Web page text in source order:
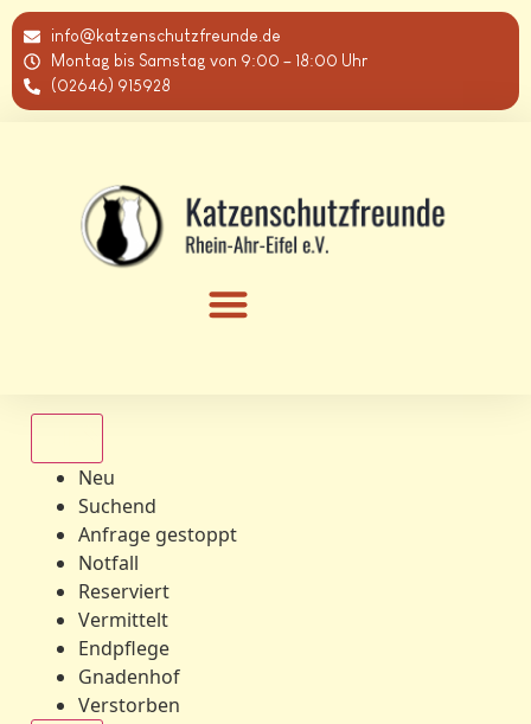
info@katzenschutzfreunde.de
Montag bis Samstag von 9:00 – 18:00 Uhr
(02646) 915928
Neu
Suchend
Anfrage gestoppt
Notfall
Reserviert
Vermittelt
Endpflege
Gnadenhof
Verstorben